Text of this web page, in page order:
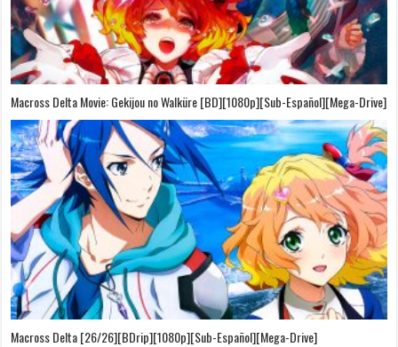
Macross Delta Movie: Gekijou no Walküre [BD][1080p][Sub-Español][Mega-Drive]
Macross Delta [26/26][BDrip][1080p][Sub-Español][Mega-Drive]